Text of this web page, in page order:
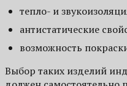
тепло- и
антистатические
возможность
Выбор таких изделий